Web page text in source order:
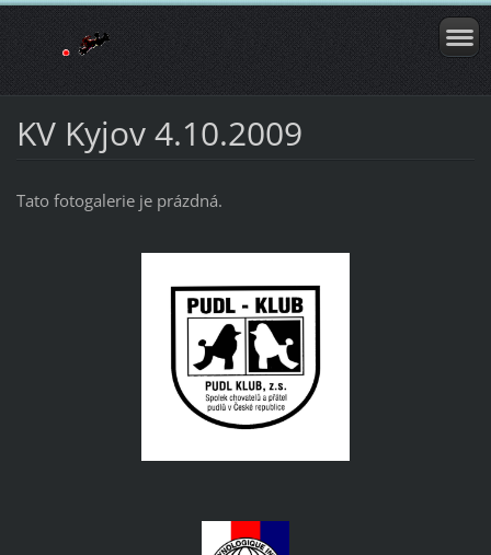
KV Kyjov 4.10.2009
Tato fotogalerie je prázdná.